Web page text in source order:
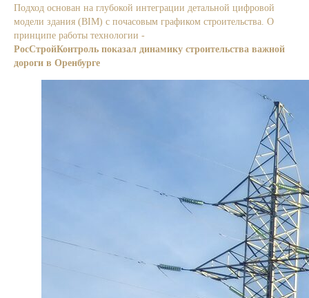
Подход основан на глубокой интеграции детальной цифровой
модели здания (BIM) с почасовым графиком строительства. О
принципе работы технологии -
РосСтройКонтроль показал динамику строительства важной
дороги в Оренбурге